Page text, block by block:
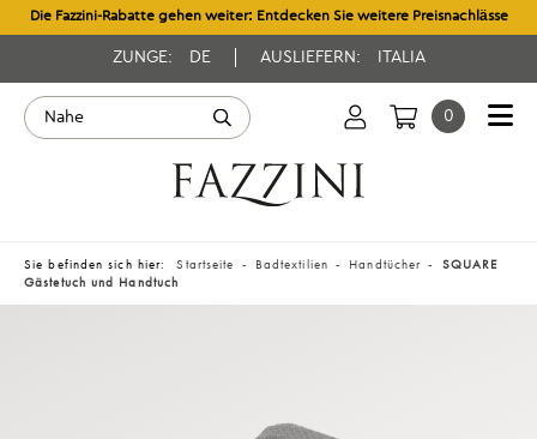
Die Fazzini-Rabatte gehen weiter: Entdecken Sie weitere Preisnachlässe
ZUNGE: DE AUSLIEFERN: ITALIA
0
Sie befinden sich hier: Startseite Badtextilien Handtücher
SQUARE
Gästetuch und Handtuch